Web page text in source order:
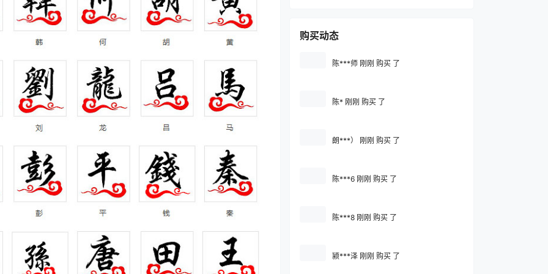
购买动态
陈***师 刚刚 购买 了
陈* 刚刚 购买 了
朗***） 刚刚 购买 了
陈***6 刚刚 购买 了
陈***8 刚刚 购买 了
颍***泽 刚刚 购买 了